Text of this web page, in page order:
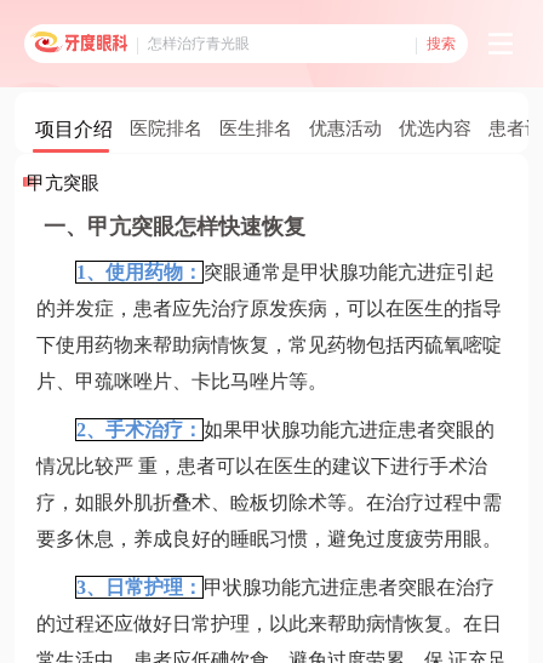
搜索
项目介绍 医院排名 医生排名 优惠活动 优选内容 患者
甲亢突眼
一、甲亢突眼怎样快速恢复
1、使用药物： 突眼通常是甲状腺功能亢进症引起
的并发症，患者应先治疗原发疾病，可以在医生的指导
下使用药物来帮助病情恢复，常见药物包括丙硫氧嘧啶
片、甲巯咪唑片、卡比马唑片等。
2、手术治疗： 如果甲状腺功能亢进症患者突眼的
情况比较严 重，患者可以在医生的建议下进行手术治
疗，如眼外肌折叠术、睑板切除术等。在治疗过程中需
要多休息，养成良好的睡眠习惯，避免过度疲劳用眼。
3、日常护理： 甲状腺功能亢进症患者突眼在治疗
的过程还应做好日常护理，以此来帮助病情恢复。在日